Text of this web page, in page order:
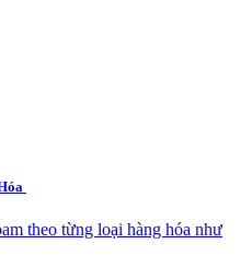
theo từng loại hàng hóa như